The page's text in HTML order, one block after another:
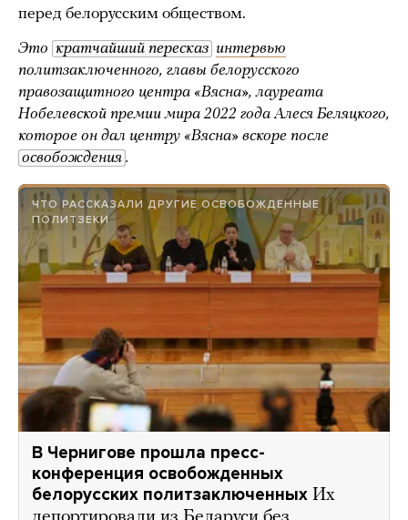
перед белорусским обществом.
Это кратчайший пересказ интервью
политзаключенного, главы белорусского
правозащитного центра «Вясна», лауреата
Нобелевской премии мира 2022 года Алеся Беляцкого,
которое он дал центру «Вясна» вскоре после
освобождения .
ЧТО РАССКАЗАЛИ ДРУГИЕ ОСВОБОЖДЕННЫЕ
ПОЛИТЗЕКИ
В Чернигове прошла пресс-
конференция освобожденных
белорусских политзаключенных Их